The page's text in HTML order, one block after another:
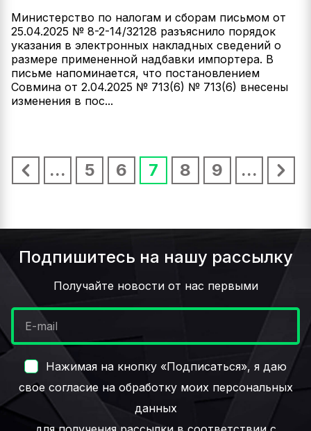
Министерство по налогам и сборам письмом от
25.04.2025 № 8-2-14/32128 разъяснило порядок
указания в электронных накладных сведений о
размере примененной надбавки импортера. В
письме напоминается, что постановлением
Совмина от 2.04.2025 № 713(6) № 713(6) внесены
изменения в пос...
... 5 6 7 8 9 ...
Подпишитесь на нашу рассылку
Получайте новости от нас первыми
Нажимая на кнопку «Подписаться», я даю
свое согласие на обработку моих персональных
данных